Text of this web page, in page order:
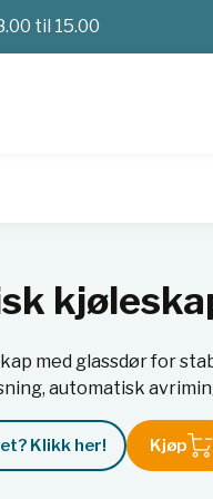
til 15.00
med glassdør for
automatisk
Klikk her! Kjøp